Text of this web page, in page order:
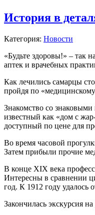
История в
Категория: Новости
«Будьте здоровы!» – так
аптек и врачебных
Как лечились самарцы
пройдя по
Знакомство со знаковыми
известный как «дом с
доступный по цене для
Во время часовой
Затем прибыли прочие
В конце XIX века
Интересны в сравнении
год. К 1912 году удалось
Закончилась экскурсия